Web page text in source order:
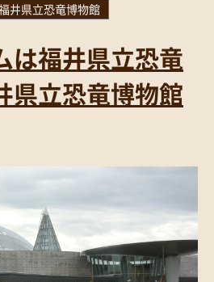
県立恐竜博物館
は福井県立恐竜
県立恐竜博物館